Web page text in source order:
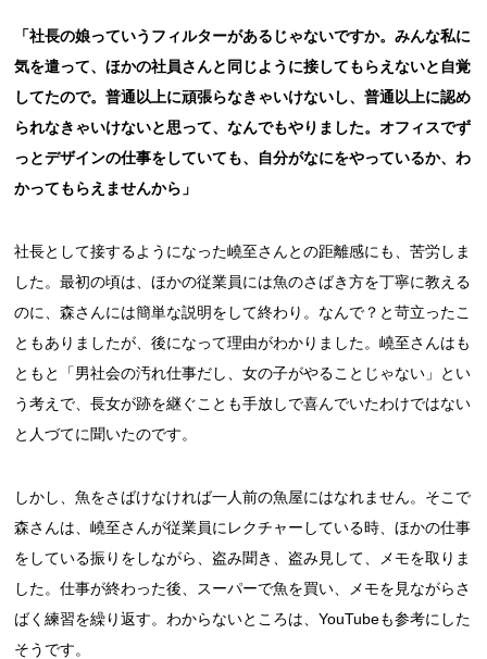
「社長の娘っていうフィルターがあるじゃないですか。みんな私に
気を遣って、ほかの社員さんと同じように接してもらえないと自覚
してたので。普通以上に頑張らなきゃいけないし、普通以上に認め
られなきゃいけないと思って、なんでもやりました。オフィスでず
っとデザインの仕事をしていても、自分がなにをやっているか、わ
かってもらえませんから」
社長として接するようになった嶢至さんとの距離感にも、苦労しま
した。最初の頃は、ほかの従業員には魚のさばき方を丁寧に教える
のに、森さんには簡単な説明をして終わり。なんで？と苛立ったこ
ともありましたが、後になって理由がわかりました。嶢至さんはも
ともと「男社会の汚れ仕事だし、女の子がやることじゃない」とい
う考えで、長女が跡を継ぐことも手放しで喜んでいたわけではない
と人づてに聞いたのです。
しかし、魚をさばけなければ一人前の魚屋にはなれません。そこで
森さんは、嶢至さんが従業員にレクチャーしている時、ほかの仕事
をしている振りをしながら、盗み聞き、盗み見して、メモを取りま
した。仕事が終わった後、スーパーで魚を買い、メモを見ながらさ
ばく練習を繰り返す。わからないところは、YouTubeも参考にした
そうです。